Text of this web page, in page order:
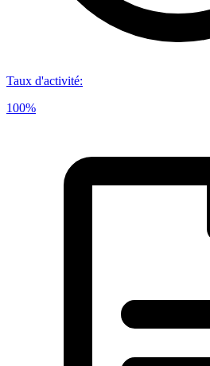
Taux d'activité:
100%